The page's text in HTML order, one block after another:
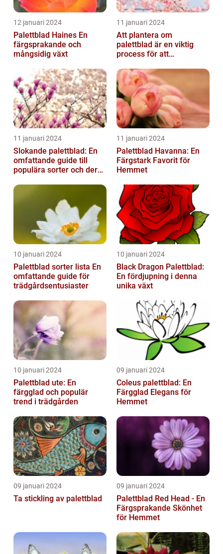
12 januari 2024
Palettblad Haines En
färgsprakande och
mångsidig växt
11 januari 2024
Att plantera om
palettblad är en viktig
process för att
överlevnad och tillväxt...
11 januari 2024
Slokande palettblad: En
omfattande guide till
populära sorter och deras
11 januari 2024
Palettblad Havanna: En
Färgstark Favorit för
Hemmet
10 januari 2024
Palettblad sorter lista En
omfattande guide för
trädgårdsentusiaster
10 januari 2024
Black Dragon Palettblad:
En fördjupning i denna
unika växt
10 januari 2024
Palettblad ute: En
färgglad och populär
trend i trädgården
09 januari 2024
Coleus palettblad: En
Färgglad Elegans för
Hemmet
09 januari 2024
Ta stickling av palettblad
09 januari 2024
Palettblad Red Head - En
Färgsprakande Skönhet
för Hemmet